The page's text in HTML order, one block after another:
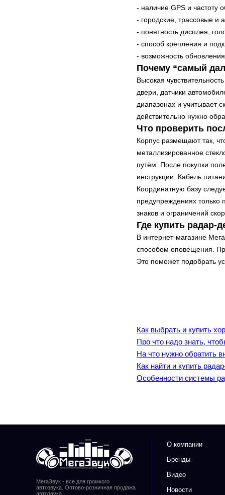
- наличие GPS и частоту
- городские, трассовые и
- понятность дисплея,
- способ крепления и
- возможность
Почему “самый
Высокая
двери, датчики
диапазонах и учитывает
действительно нужно
Что проверить
Корпус размещают так,
металлизированное
путём. После покупки
инструкции. Кабель
Координатную базу
предупреждениях только
знаков и ограничений
Где купить радар-
В интернет-магазине
способом оповещения.
Это поможет подобрать
Как выбрать и купить
Про что надо знать,
На что нужно обратить
Как найти и купить
Особенности системы
МегаЗвук - все для громкого
автозвука. Оптово-розничная продажа
автозвука.
О компании
Бренды
Видео
Новости